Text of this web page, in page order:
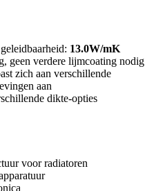
13.0W/mK
geen verdere lijmcoating nodig
zich aan verschillende
aan
dikte-opties
voor radiatoren